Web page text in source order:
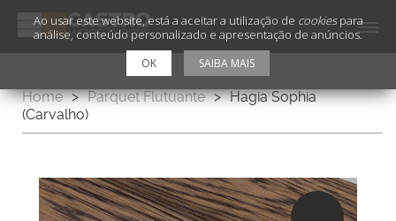
Home > Parquet Flutuante > Hagia Sophia
(Carvalho)
Ao usar este website, está a aceitar a utilização de cookiespara
análise, conteúdo personalizado e apresentação de anúncios.
OK SAIBA MAIS